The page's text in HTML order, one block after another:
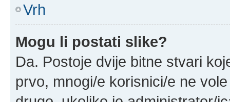
Vrh
Mogu li postati slike?
Da. Postoje dvije bitne stvari
prvo, mnogi/e korisnici/e ne